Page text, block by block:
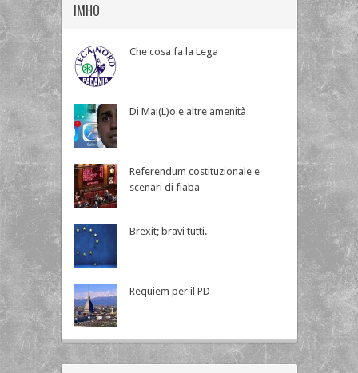
IMHO
Che cosa fa la Lega
Di Mai(L)o e altre amenità
Referendum costituzionale e
scenari di fiaba
Brexit; bravi tutti.
Requiem per il PD